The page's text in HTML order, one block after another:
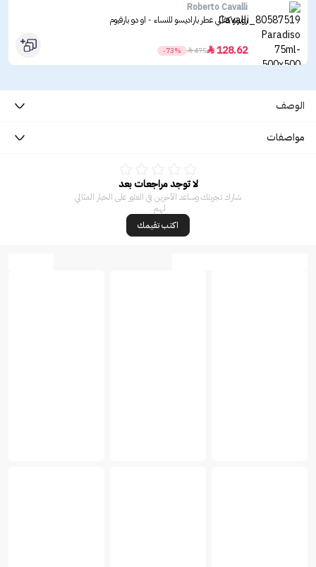
Roberto Cavalli
روبرتو كفالي عطر باراديسو للنساء - او دو بارفيوم
128.62

475

-73%
الوصف
مواصفات
لا توجد مراجعات بعد
شارك تجربتك وساعد الآخرين في العثور على الخيار المثالي
لهم.
اكتب تقيمك